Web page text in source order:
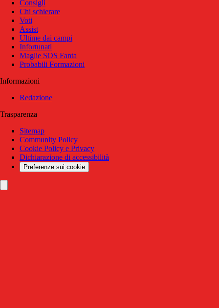
Consigli
Chi schierare
Voti
Assist
Ultime dai campi
Infortunati
Maglie SOS Fanta
Probabili Formazioni
Informazioni
Redazione
Trasparenza
Sitemap
Community Policy
Cookie Policy e Privacy
Dichiarazione di accessibilità
Preferenze sui cookie